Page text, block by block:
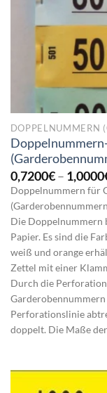
DOPPELNUMMERN
0,7200€ – 1,0000
Doppelnummern für
Die Doppelnummern
Papier. Es sind die
weiß und orange
Zettel mit einer
Durch die Perforation
Perforationslinie
doppelt. Die Maße der